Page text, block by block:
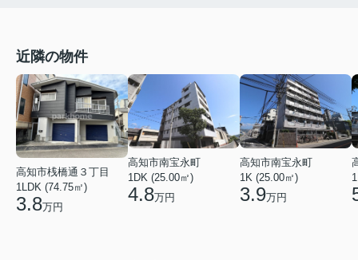
近隣の物件
高知市桟橋通３丁目
1LDK (74.75㎡)
3.8万円
高知市南宝永町
1DK (25.00㎡)
4.8万円
高知市南宝永町
1K (25.00㎡)
3.9万円